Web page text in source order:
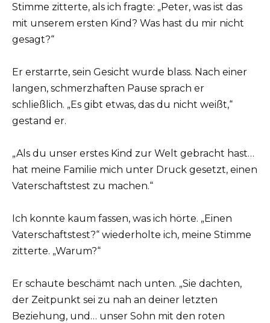
Stimme zitterte, als ich fragte: „Peter, was ist das
mit unserem ersten Kind? Was hast du mir nicht
gesagt?“
Er erstarrte, sein Gesicht wurde blass. Nach einer
langen, schmerzhaften Pause sprach er
schließlich. „Es gibt etwas, das du nicht weißt,“
gestand er.
„Als du unser erstes Kind zur Welt gebracht hast…
hat meine Familie mich unter Druck gesetzt, einen
Vaterschaftstest zu machen.“
Ich konnte kaum fassen, was ich hörte. „Einen
Vaterschaftstest?“ wiederholte ich, meine Stimme
zitterte. „Warum?“
Er schaute beschämt nach unten. „Sie dachten,
der Zeitpunkt sei zu nah an deiner letzten
Beziehung, und… unser Sohn mit den roten